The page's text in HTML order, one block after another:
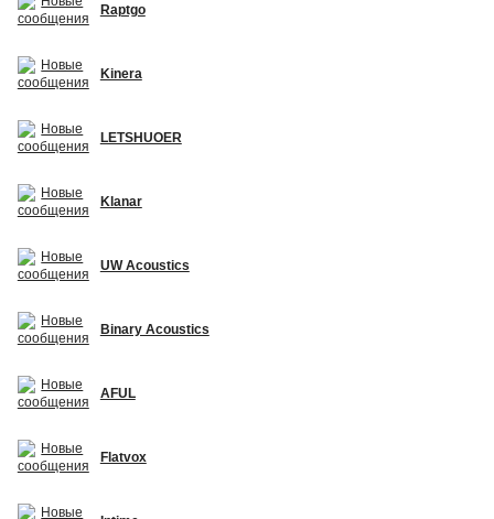
Raptgo
Kinera
LETSHUOER
Klanar
UW Acoustics
Binary Acoustics
AFUL
Flatvox